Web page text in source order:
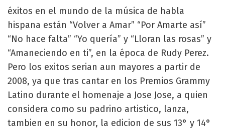
éxitos en el mundo de la música de habla
hispana están “Volver a Amar” “Por Amarte así”
“No hace falta” “Yo quería” y “Lloran las rosas” y
“Amaneciendo en ti”, en la época de Rudy Perez.
Pero los exitos serian aun mayores a partir de
2008, ya que tras cantar en los Premios Grammy
Latino durante el homenaje a Jose Jose, a quien
considera como su padrino artistico, lanza,
tambien en su honor, la edicion de sus 13° y 14°